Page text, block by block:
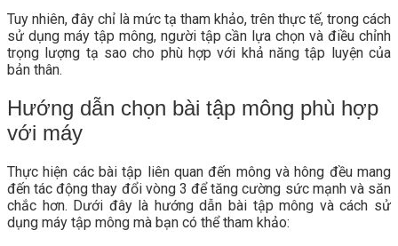
Tuy nhiên, đây chỉ là mức tạ tham khảo, trên thực tế, trong cách
sử dụng máy tập mông, người tập cần lựa chọn và điều chỉnh
trọng lượng tạ sao cho phù hợp với khả năng tập luyện của
bản thân.
Hướng dẫn chọn bài tập mông phù hợp
với máy
Thực hiện các bài tập liên quan đến mông và hông đều mang
đến tác động thay đổi vòng 3 để tăng cường sức mạnh và săn
chắc hơn. Dưới đây là hướng dẫn bài tập mông và cách sử
dụng máy tập mông mà bạn có thể tham khảo: